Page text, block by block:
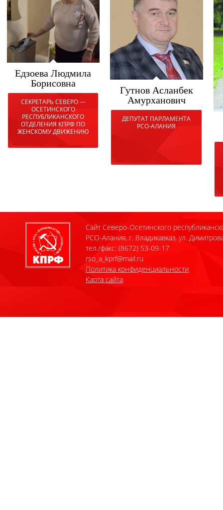
Едзоева Людмила
Борисовна
СЕКРЕТАРЬ СЕВЕРО —
ОСЕТИНСКОГО
РЕСПУБЛИКАНСКОГО
ОТДЕЛЕНИЯ КПРФ ПО
ЖЕНСКОМУ ДВИЖЕНИЮ
Гутнов Асланбек
Амурханович
ДЕПУТАТ ПАРЛАМЕНТА
РСО-АЛАНИЯ
Сайт Северо-Осетинского
РСО-Алания, г. Владикавказ, ул.
тел./факс: (8672) 53-09-17
rso_a_kprf@mail.ru
Политика конфиденциальности
Карта сайта